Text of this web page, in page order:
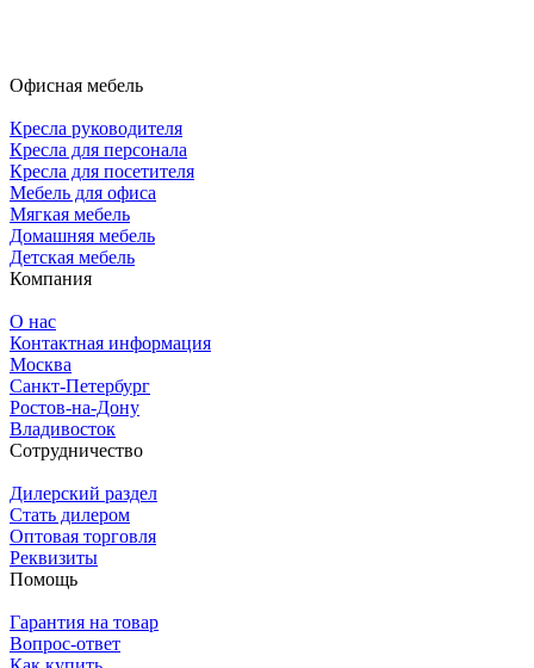
Офисная мебель
Кресла руководителя
Кресла для персонала
Кресла для посетителя
Мебель для офиса
Мягкая мебель
Домашняя мебель
Детская мебель
Компания
О нас
Контактная информация
Москва
Санкт-Петербург
Ростов-на-Дону
Владивосток
Сотрудничество
Дилерский раздел
Стать дилером
Оптовая торговля
Реквизиты
Помощь
Гарантия на товар
Вопрос-ответ